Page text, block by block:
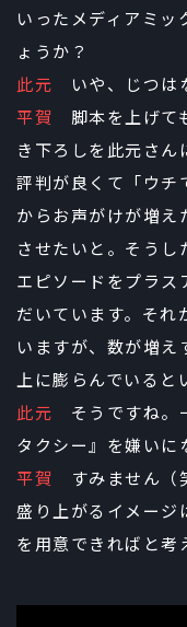
いったメディアミッ
ょうか？
此元 いや、じつは
平賀 脚本を上げて
き下ろしを此元さん
評判が良くて「ウチ
からお声がけが増え
させたいと。そうし
エピソードをプラス
だいています。それ
いますが、数が増え
上に膨らんでいると
此元 そうですね。
タクシー』を嫌いに
平賀 すみません（
盛り上がるイメージ
を用意できればと考